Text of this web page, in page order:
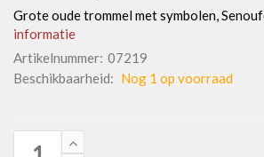
Grote oude trommel met symbolen,
informatie
Artikelnummer: 07219
Beschikbaarheid: Nog 1 op voorraad